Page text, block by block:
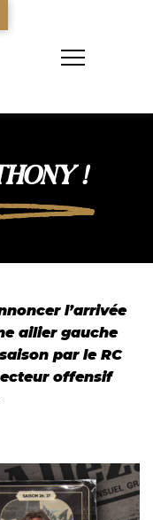
!
l’arrivée
ailier gauche
par le RC
offensif